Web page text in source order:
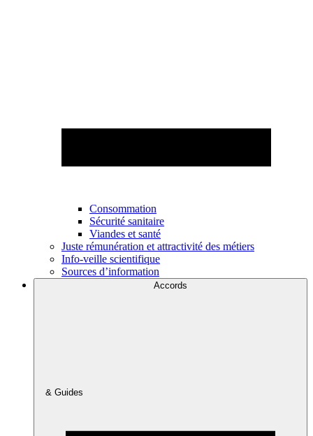
Consommation
Sécurité sanitaire
Viandes et santé
Juste rémunération et attractivité des métiers
Info-veille scientifique
Sources d’information
Accords
& Guides